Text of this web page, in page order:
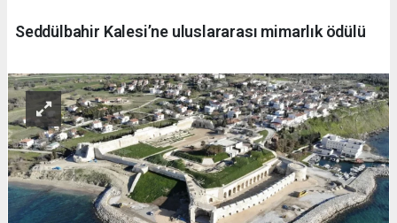
Seddülbahir Kalesi’ne uluslararası mimarlık ödülü